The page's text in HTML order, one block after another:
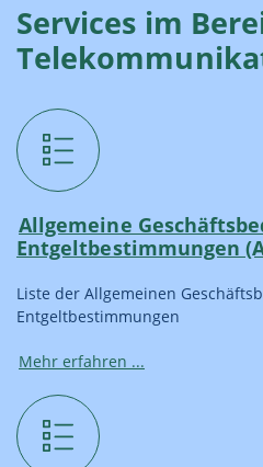
Services im
Allgemeine
Entgeltbestimmungen
Liste der Allgemeinen
Entgeltbestimmungen
Mehr erfahren ...